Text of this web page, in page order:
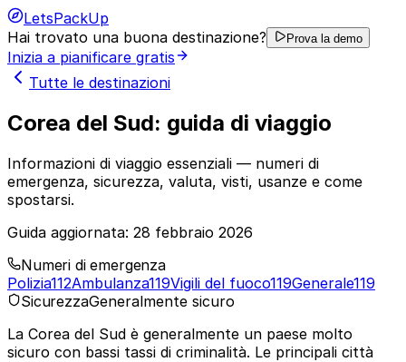
LetsPackUp
Hai trovato una buona destinazione?
Prova la demo
Inizia a pianificare gratis
Tutte le destinazioni
Corea del Sud: guida di viaggio
Informazioni di viaggio essenziali — numeri di
emergenza, sicurezza, valuta, visti, usanze e come
spostarsi.
Guida aggiornata: 28 febbraio 2026
Numeri di emergenza
Polizia112Ambulanza119Vigili del fuoco119Generale119
SicurezzaGeneralmente sicuro
La Corea del Sud è generalmente un paese molto
sicuro con bassi tassi di criminalità. Le principali città